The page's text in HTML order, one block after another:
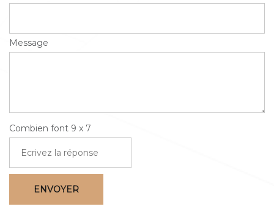
Message
Combien font 9 x 7